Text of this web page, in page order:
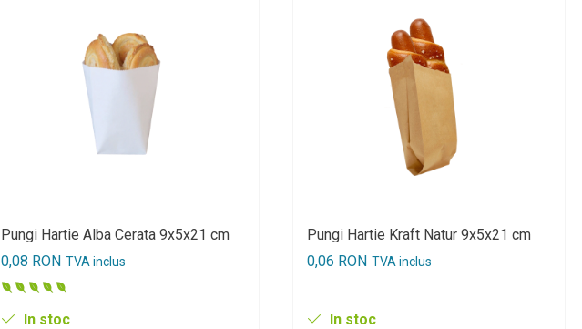
Pungi Hartie Alba Cerata 9x5x21 cm
0,08 RON TVA inclus
In stoc
Pungi Hartie Kraft Natur 9x5x21 cm
0,06 RON TVA inclus
In stoc